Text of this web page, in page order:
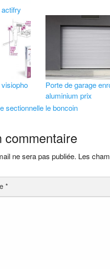
Porte de garage
aluminium prix
sectionnelle le boncoin
commentaire
ne sera pas publiée. Les
*